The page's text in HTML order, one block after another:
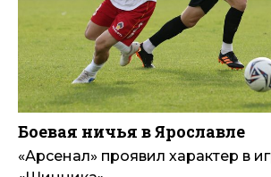
Боевая ничья в Ярославле
«Арсенал» проявил характер в